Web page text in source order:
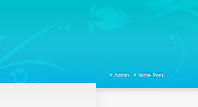
Admin Write Post